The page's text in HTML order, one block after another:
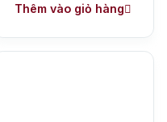
Thêm vào giỏ hàng